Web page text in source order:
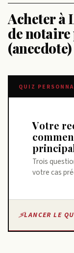
Acheter à
de
(anecdote)
QUIZ
Votre recommandation sur
Trois
votre cas
LANCER LE